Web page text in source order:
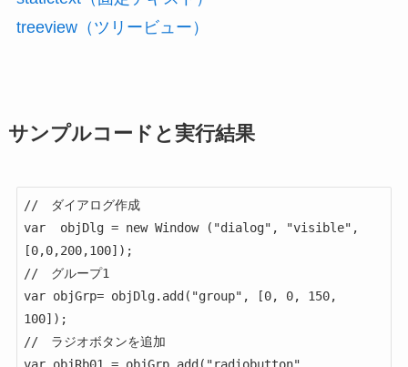
treeview（ツリービュー）
サンプルコードと実行結果
//　ダイアログ作成
var  objDlg = new Window ("dialog", "visible",
[0,0,200,100]);
//　グループ1
var objGrp= objDlg.add("group", [0, 0, 150,
100]);
//　ラジオボタンを追加